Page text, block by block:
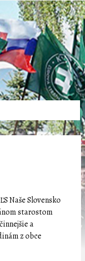
Naše Slovensko
starostom
a
z obce